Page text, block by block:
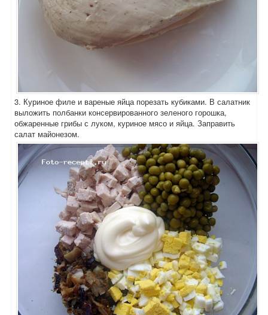
3. Куриное филе и вареные яйца порезать кубиками. В салатник
выложить полбанки консервированного зеленого горошка,
обжаренные грибы с луком, куриное мясо и яйца. Заправить
салат майонезом.